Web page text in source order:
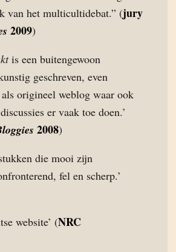
van het multicultidebat.” (jury
2009)
is een buitengewoon
geschreven, even
origineel weblog waar ook
er vaak toe doen.’
2008)
die mooi zijn
fel en scherp.’
website’ (NRC